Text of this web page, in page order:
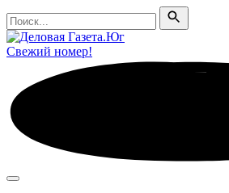
Поиск
Поиск
Свежий номер!